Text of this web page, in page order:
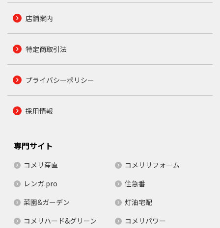
店舗案内
特定商取引法
プライバシーポリシー
採用情報
専門サイト
コメリ産直
コメリリフォーム
レンガ.pro
住急番
菜園&ガーデン
灯油宅配
コメリハード&グリーン
コメリパワー